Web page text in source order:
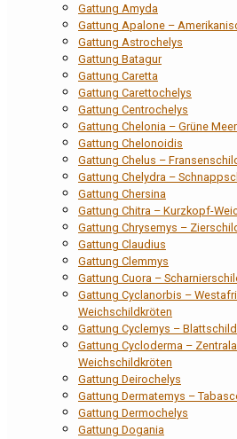
Gattung Amyda
Gattung Apalone –
Gattung Astrochelys
Gattung Batagur
Gattung Caretta
Gattung Carettochelys
Gattung Centrochelys
Gattung Chelonia – Grüne
Gattung Chelonoidis
Gattung Chelus –
Gattung Chelydra –
Gattung Chersina
Gattung Chitra – Kurzkopf-
Gattung Chrysemys –
Gattung Claudius
Gattung Clemmys
Gattung Cuora –
Gattung Cyclanorbis –
Weichschildkröten
Gattung Cyclemys –
Gattung Cycloderma –
Weichschildkröten
Gattung Deirochelys
Gattung Dermatemys –
Gattung Dermochelys
Gattung Dogania